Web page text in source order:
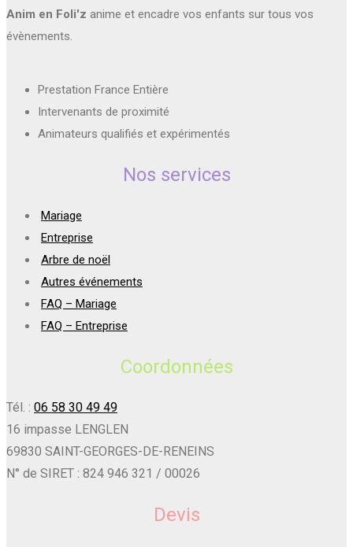
Anim en Foli'z anime et encadre vos enfants sur tous vos
évènements.
Prestation France Entière
Intervenants de proximité
Animateurs qualifiés et expérimentés
Nos services
Mariage
Entreprise
Arbre de noël
Autres événements
FAQ – Mariage
FAQ – Entreprise
Coordonnées
Tél. : 06 58 30 49 49
16 impasse LENGLEN
69830 SAINT-GEORGES-DE-RENEINS
N° de SIRET : 824 946 321 / 00026
Devis